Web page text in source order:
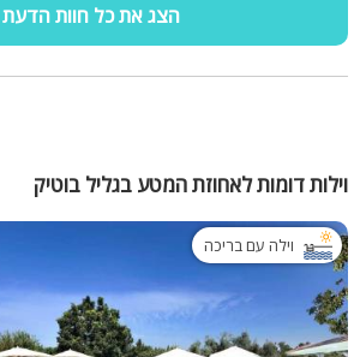
הצג את כל חוות הדעת
וילות דומות לאחוזת המטע בגליל בוטיק
וילה עם בריכה